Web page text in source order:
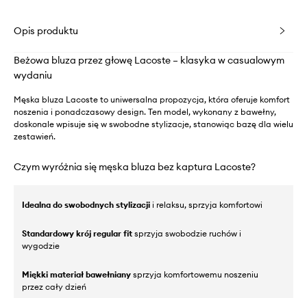
Opis produktu
Beżowa bluza przez głowę Lacoste – klasyka w casualowym
wydaniu
Męska bluza Lacoste to uniwersalna propozycja, która oferuje komfort
noszenia i ponadczasowy design. Ten model, wykonany z bawełny,
doskonale wpisuje się w swobodne stylizacje, stanowiąc bazę dla wielu
zestawień.
Czym wyróżnia się męska bluza bez kaptura Lacoste?
Idealna do swobodnych stylizacji i relaksu, sprzyja komfortowi
Standardowy krój regular fit sprzyja swobodzie ruchów i
wygodzie
Miękki materiał bawełniany sprzyja komfortowemu noszeniu
przez cały dzień